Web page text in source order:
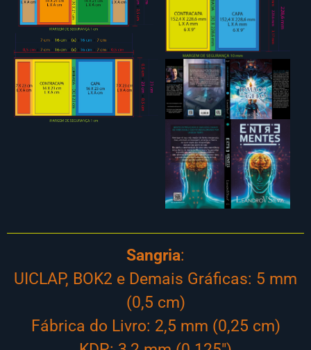
Sangria:
UICLAP, BOK2 e Demais Gráficas: 5 mm
(0,5 cm)
Fábrica do Livro: 2,5 mm (0,25 cm)